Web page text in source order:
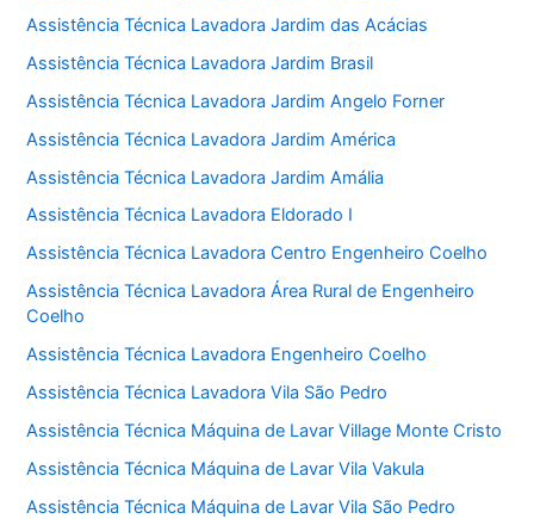
Assistência Técnica Lavadora Jardim das Acácias
Assistência Técnica Lavadora Jardim Brasil
Assistência Técnica Lavadora Jardim Angelo Forner
Assistência Técnica Lavadora Jardim América
Assistência Técnica Lavadora Jardim Amália
Assistência Técnica Lavadora Eldorado I
Assistência Técnica Lavadora Centro Engenheiro Coelho
Assistência Técnica Lavadora Área Rural de Engenheiro
Coelho
Assistência Técnica Lavadora Engenheiro Coelho
Assistência Técnica Lavadora Vila São Pedro
Assistência Técnica Máquina de Lavar Village Monte Cristo
Assistência Técnica Máquina de Lavar Vila Vakula
Assistência Técnica Máquina de Lavar Vila São Pedro